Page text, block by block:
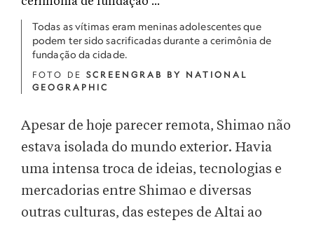
Todas as vítimas eram meninas adolescentes que
podem ter sido sacrificadas durante a cerimônia de
fundação da cidade.
FOTO DE SCREENGRAB BY NATIONAL
GEOGRAPHIC
Apesar de hoje parecer remota, Shimao não
estava isolada do mundo exterior. Havia
uma intensa troca de ideias, tecnologias e
mercadorias entre Shimao e diversas
outras culturas, das estepes de Altai ao